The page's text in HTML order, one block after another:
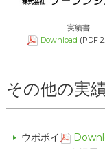
実績書
Download (PDF
その他の実
ウポポイ